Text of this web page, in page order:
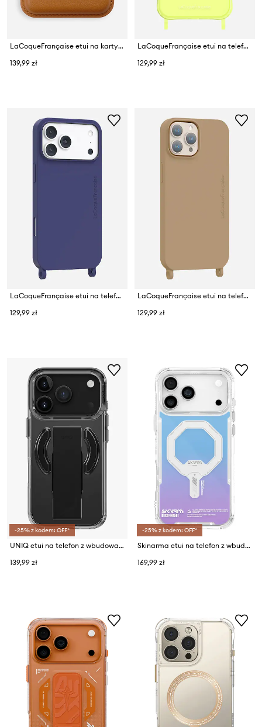
LaCoqueFrançaise etui na karty Mag Safe
139,99 zł
LaCoqueFrançaise etui na telefon iPhone 16 Pro Max
129,99 zł
LaCoqueFrançaise etui na telefon IP 17 pm
129,99 zł
LaCoqueFrançaise etui na telefon Iphone 16/17
129,99 zł
-25% z kodem: OFF*
UNIQ etui na telefon z wbudowanym pierścieniem magnetycznym iPhone 17 Pro
139,99 zł
-25% z kodem: OFF*
Skinarma etui na telefon z wbudowanym pierścieniem magnetycznym Myst iPhone 17 Pro Max
169,99 zł